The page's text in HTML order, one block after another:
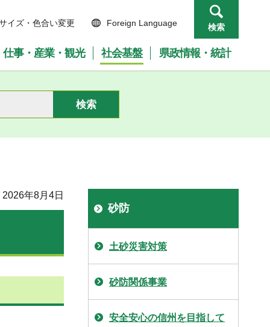
イズ・色合い変更 Foreign Language 検索
仕事・産業・観光 社会基盤 県政情報・統計
年8月4日
砂防
土砂災害対策
砂防関係事業
安全安心の信州を目指して